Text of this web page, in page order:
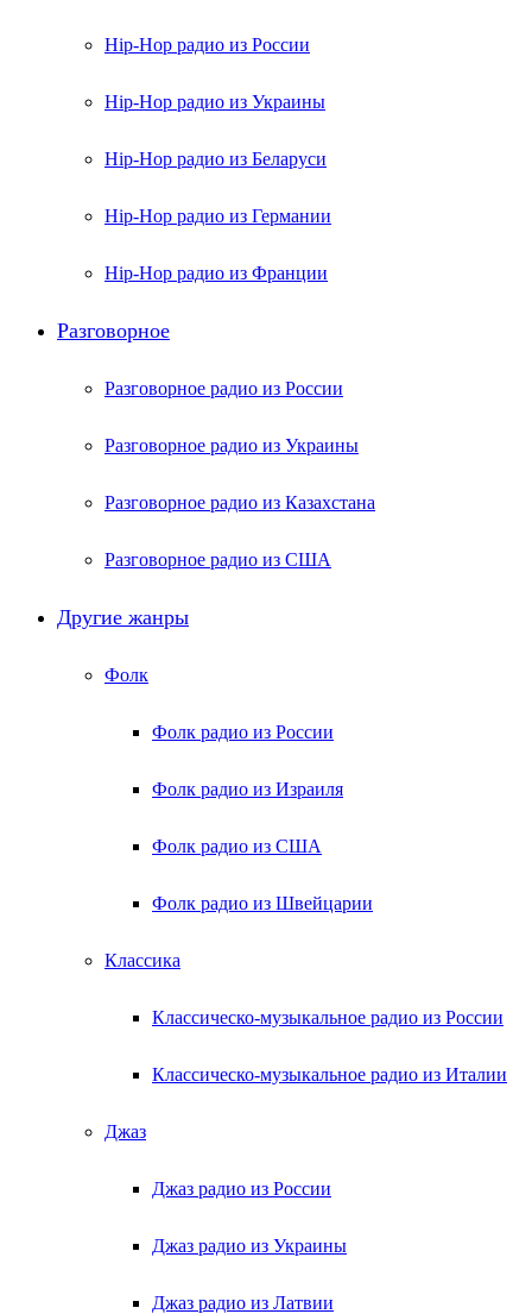
Hip-Hop радио из России
Hip-Hop радио из Украины
Hip-Hop радио из Беларуси
Hip-Hop радио из Германии
Hip-Hop радио из Франции
Разговорное
Разговорное радио из России
Разговорное радио из Украины
Разговорное радио из Казахстана
Разговорное радио из США
Другие жанры
Фолк
Фолк радио из России
Фолк радио из Израиля
Фолк радио из США
Фолк радио из Швейцарии
Классика
Классическо-музыкальное радио из России
Классическо-музыкальное радио из Италии
Джаз
Джаз радио из России
Джаз радио из Украины
Джаз радио из Латвии